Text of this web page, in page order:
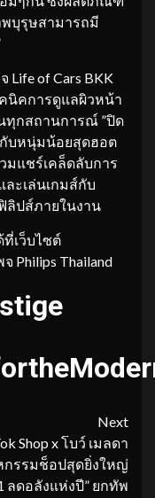
บุรุษสามารถมี
Life of Cars BKK
นิคการดูแลผิวหน้า
ทุกสถานการณ์ ”ปิด
บหนุ่มน้อยสุดฮอต
แชร์เคล็ดลับการ
ะเล่นเกมส์กับ
ลิปส์ภายในงาน
ที่เว็บไซต์
Philips Thailand
Next
Shop x โบว์ เมลดา
กรรมช็อปสุดยิ่งใหญ่
ลดอลังแห่งปี” ยกทัพ